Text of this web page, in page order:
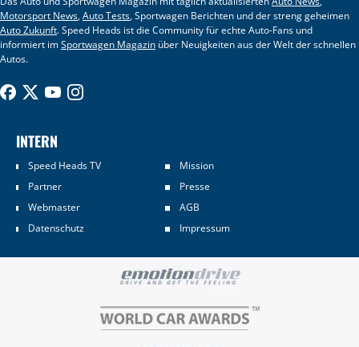
Motorsport News,Auto Tests, Sportwagen Berichten und der streng geheimen
Auto Zukunft. Speed Heads ist die Community für echte Auto-Fans und
informiert imSportwagen Magazin über Neuigkeiten aus der Welt der schnellen
Autos.
INTERN
Speed Heads TV
Mission
Partner
Presse
Webmaster
AGB
Datenschutz
Impressum